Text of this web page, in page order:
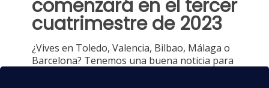
comenzará en el tercer
cuatrimestre de 2023
¿Vives en Toledo, Valencia, Bilbao, Málaga o
Barcelona? Tenemos una buena noticia para